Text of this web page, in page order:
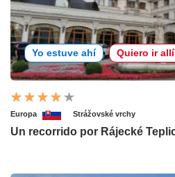
Yo estuve ahí Quiero ir allí
Europa Strážovské vrchy
Un recorrido por Rájecké